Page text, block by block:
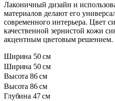
Лаконичный дизайн и
материалов делают его
современного интерьера. Цвет
качественной зернистой кожи
акцентным цветовым решением.
Ширина 50 см
Ширина 50 см
Высота 86 см
Высота 86 см
Глубина 47 см